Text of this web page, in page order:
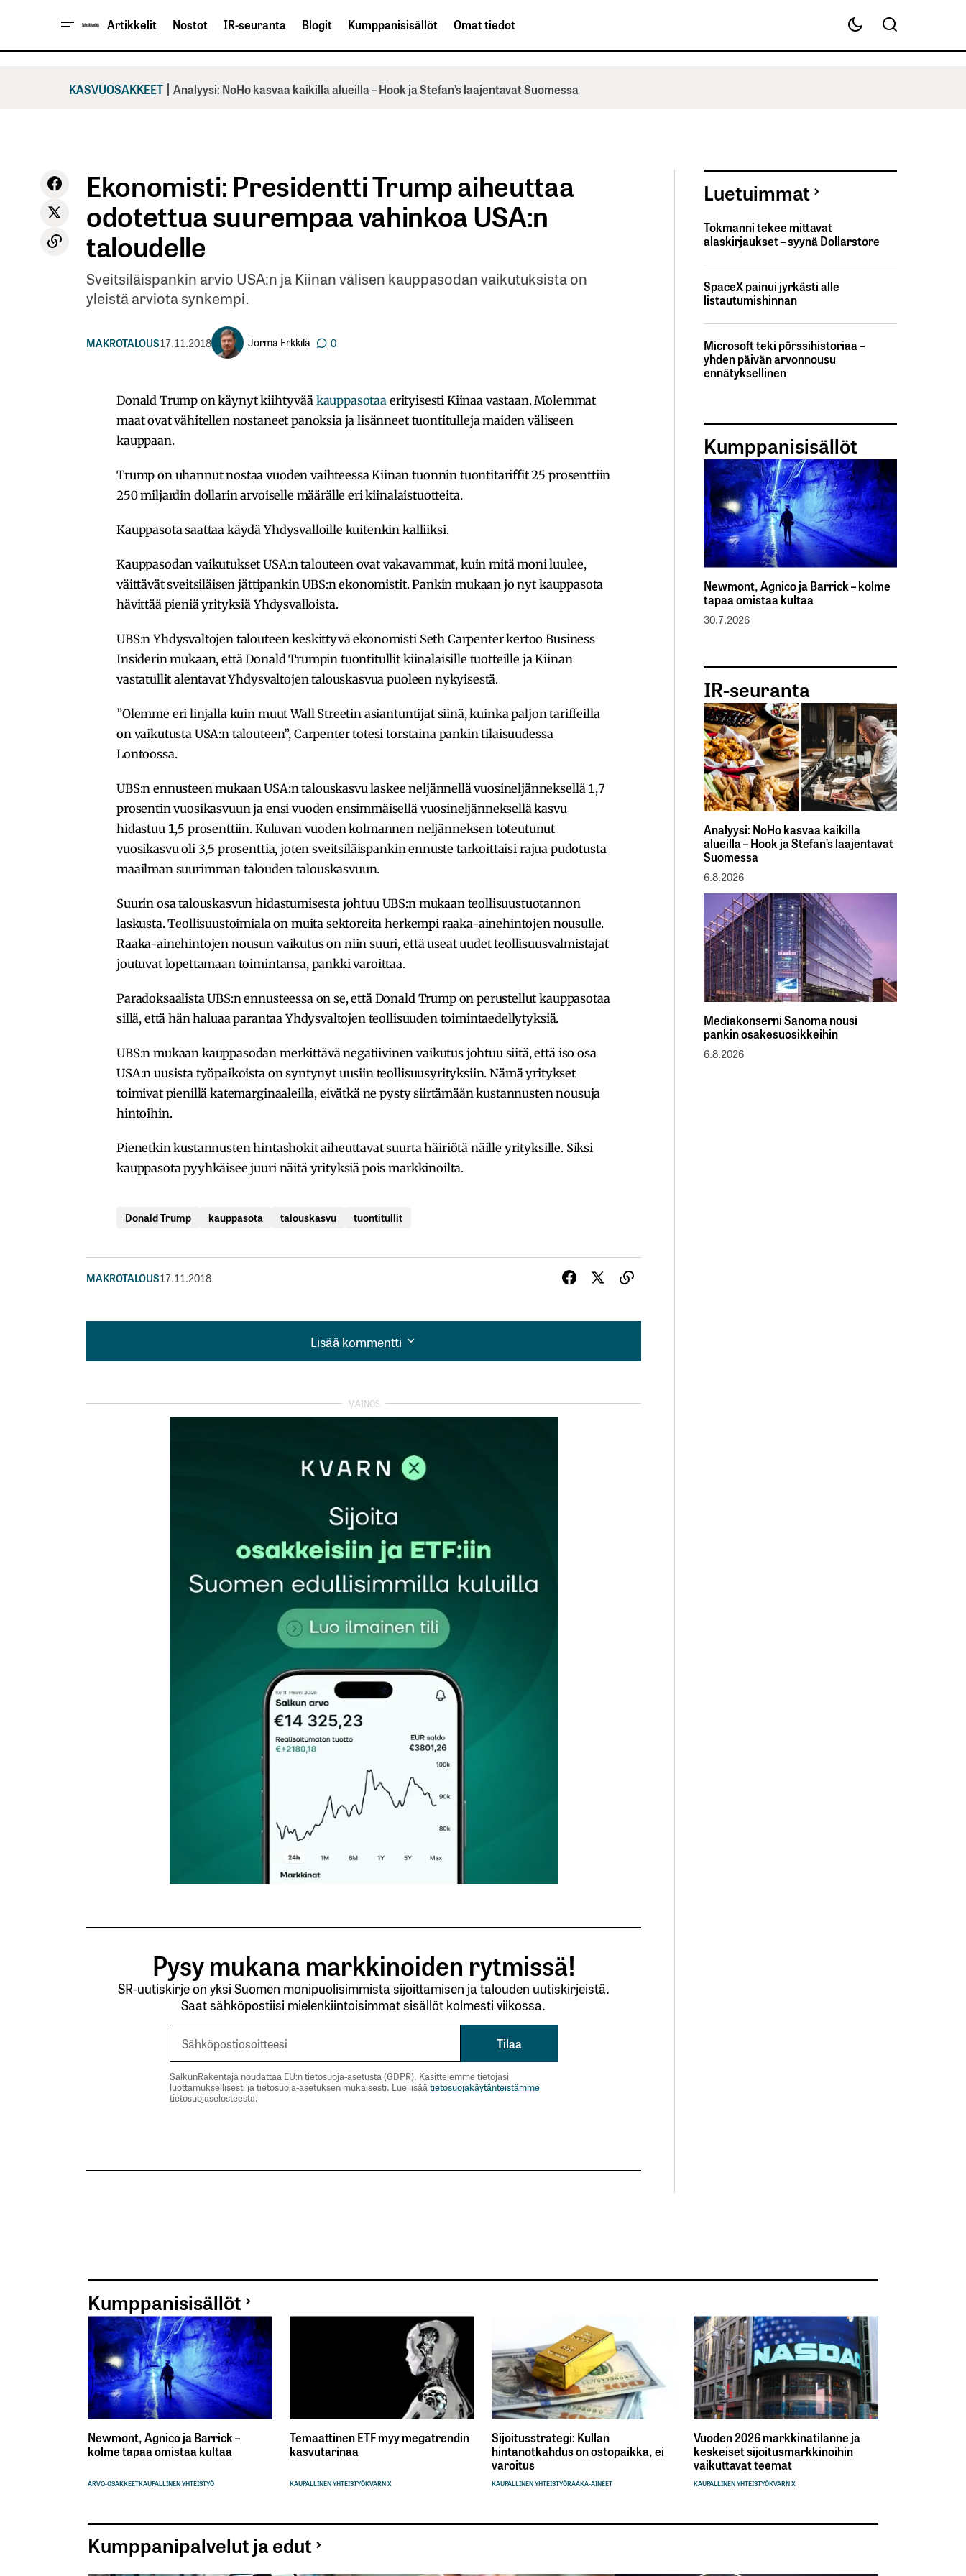
Artikkelit Nostot IR-seuranta Blogit Kumppanisisällöt Omat tiedot
KASVUOSAKKEET | Analyysi: NoHo kasvaa kaikilla alueilla – Hook ja Stefan’s laajentavat Suomessa
Ekonomisti: Presidentti Trump aiheuttaa
odotettua suurempaa vahinkoa USA:n
taloudelle
Sveitsiläispankin arvio USA:n ja Kiinan välisen kauppasodan vaikutuksista on
yleistä arviota synkempi.
MAKROTALOUS17.11.2018 Jorma Erkkilä 0
Donald Trump on käynyt kiihtyvää kauppasotaa erityisesti Kiinaa vastaan. Molemmat
maat ovat vähitellen nostaneet panoksia ja lisänneet tuontitulleja maiden väliseen
kauppaan.
Trump on uhannut nostaa vuoden vaihteessa Kiinan tuonnin tuontitariffit 25 prosenttiin
250 miljardin dollarin arvoiselle määrälle eri kiinalaistuotteita.
Kauppasota saattaa käydä Yhdysvalloille kuitenkin kalliiksi.
Kauppasodan vaikutukset USA:n talouteen ovat vakavammat, kuin mitä moni luulee,
väittävät sveitsiläisen jättipankin UBS:n ekonomistit. Pankin mukaan jo nyt kauppasota
hävittää pieniä yrityksiä Yhdysvalloista.
UBS:n Yhdysvaltojen talouteen keskittyvä ekonomisti Seth Carpenter kertoo Business
Insiderin mukaan, että Donald Trumpin tuontitullit kiinalaisille tuotteille ja Kiinan
vastatullit alentavat Yhdysvaltojen talouskasvua puoleen nykyisestä.
”Olemme eri linjalla kuin muut Wall Streetin asiantuntijat siinä, kuinka paljon tariffeilla
on vaikutusta USA:n talouteen”, Carpenter totesi torstaina pankin tilaisuudessa
Lontoossa.
UBS:n ennusteen mukaan USA:n talouskasvu laskee neljännellä vuosineljänneksellä 1,7
prosentin vuosikasvuun ja ensi vuoden ensimmäisellä vuosineljänneksellä kasvu
hidastuu 1,5 prosenttiin. Kuluvan vuoden kolmannen neljänneksen toteutunut
vuosikasvu oli 3,5 prosenttia, joten sveitsiläispankin ennuste tarkoittaisi rajua pudotusta
maailman suurimman talouden talouskasvuun.
Suurin osa talouskasvun hidastumisesta johtuu UBS:n mukaan teollisuustuotannon
laskusta. Teollisuustoimiala on muita sektoreita herkempi raaka-ainehintojen nousulle.
Raaka-ainehintojen nousun vaikutus on niin suuri, että useat uudet teollisuusvalmistajat
joutuvat lopettamaan toimintansa, pankki varoittaa.
Paradoksaalista UBS:n ennusteessa on se, että Donald Trump on perustellut kauppasotaa
sillä, että hän haluaa parantaa Yhdysvaltojen teollisuuden toimintaedellytyksiä.
UBS:n mukaan kauppasodan merkittävä negatiivinen vaikutus johtuu siitä, että iso osa
USA:n uusista työpaikoista on syntynyt uusiin teollisuusyrityksiin. Nämä yritykset
toimivat pienillä katemarginaaleilla, eivätkä ne pysty siirtämään kustannusten nousuja
hintoihin.
Pienetkin kustannusten hintashokit aiheuttavat suurta häiriötä näille yrityksille. Siksi
kauppasota pyyhkäisee juuri näitä yrityksiä pois markkinoilta.
Donald Trump kauppasota talouskasvu tuontitullit
MAKROTALOUS17.11.2018
Lisää kommentti
Lisää kommentti
Sähköpostiosoitteesi
Tilaa SalkunRakentajan uutiskirje
Pysy mukana markkinoiden rytmissä!
SR-uutiskirje on yksi Suomen monipuolisimmista sijoittamisen ja talouden uutiskirjeistä.
Saat sähköpostiisi mielenkiintoisimmat sisällöt kolmesti viikossa.
SalkunRakentaja noudattaa EU:n tietosuoja-asetusta (GDPR). Käsittelemme tietojasi
luottamuksellisesti ja tietosuoja-asetuksen mukaisesti. Lue lisäätietosuojakäytänteistämme
tietosuojaselosteesta.
Luetuimmat
Tokmanni tekee mittavat
alaskirjaukset – syynä Dollarstore
SpaceX painui jyrkästi alle
listautumishinnan
Microsoft teki pörssihistoriaa –
yhden päivän arvonnousu
ennätyksellinen
Kumppanisisällöt
Newmont, Agnico ja Barrick – kolme
tapaa omistaa kultaa
30.7.2026
IR-seuranta
Analyysi: NoHo kasvaa kaikilla
alueilla – Hook ja Stefan’s laajentavat
Suomessa
6.8.2026
Mediakonserni Sanoma nousi
pankin osakesuosikkeihin
6.8.2026
Kumppanisisällöt
Newmont, Agnico ja Barrick –
kolme tapaa omistaa kultaa
ARVO-OSAKKEETKAUPALLINEN YHTEISTYÖ
Temaattinen ETF myy megatrendin
kasvutarinaa
KAUPALLINEN YHTEISTYÖKVARN X
Sijoitusstrategi: Kullan
hintanotkahdus on ostopaikka, ei
varoitus
KAUPALLINEN YHTEISTYÖRAAKA-AINEET
Vuoden 2026 markkinatilanne ja
keskeiset sijoitusmarkkinoihin
vaikuttavat teemat
KAUPALLINEN YHTEISTYÖKVARN X
Kumppanipalvelut ja edut